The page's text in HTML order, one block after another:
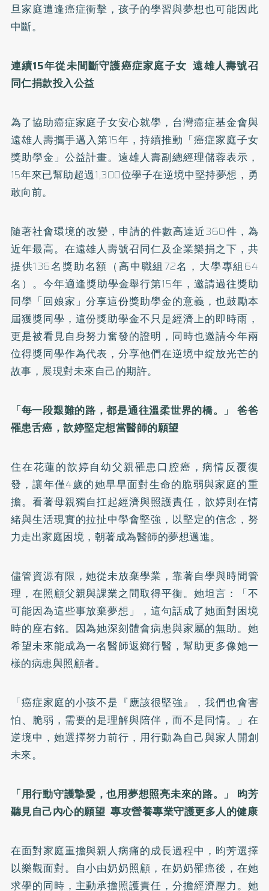
旦家庭遭逢癌症衝擊，孩子的學習與夢想也可能因此
中斷。
連續15年從未間斷守護癌症家庭子女 遠雄人壽號召
同仁捐款投入公益
為了協助癌症家庭子女安心就學，台灣癌症基金會與
遠雄人壽攜手邁入第15年，持續推動「癌症家庭子女
獎助學金」公益計畫。遠雄人壽副總經理儲蓉表示，
15年來已幫助超過1,300位學子在逆境中堅持夢想，勇
敢向前。
隨著社會環境的改變，申請的件數高達近360件，為
近年最高。在遠雄人壽號召同仁及企業樂捐之下，共
提供136名獎助名額（高中職組72名，大學專組64
名）。今年適逢獎助學金舉行第15年，邀請過往獎助
同學「回娘家」分享這份獎助學金的意義，也鼓勵本
屆獲獎同學，這份獎助學金不只是經濟上的即時雨，
更是被看見自身努力奮發的證明，同時也邀請今年兩
位得獎同學作為代表，分享他們在逆境中綻放光芒的
故事，展現對未來自己的期許。
「每一段艱難的路，都是通往溫柔世界的橋。」 爸爸
罹患舌癌，歆婷堅定想當醫師的願望
住在花蓮的歆婷自幼父親罹患口腔癌，病情反覆復
發，讓年僅4歲的她早早面對生命的脆弱與家庭的重
擔。看著母親獨自扛起經濟與照護責任，歆婷則在情
緒與生活現實的拉扯中學會堅強，以堅定的信念，努
力走出家庭困境，朝著成為醫師的夢想邁進。
儘管資源有限，她從未放棄學業，靠著自學與時間管
理，在照顧父親與課業之間取得平衡。她坦言：「不
可能因為這些事放棄夢想」，這句話成了她面對困境
時的座右銘。因為她深刻體會病患與家屬的無助。她
希望未來能成為一名醫師返鄉行醫，幫助更多像她一
樣的病患與照顧者。
「癌症家庭的小孩不是『應該很堅強』，我們也會害
怕、脆弱，需要的是理解與陪伴，而不是同情。」在
逆境中，她選擇努力前行，用行動為自己與家人開創
未來。
「用行動守護摯愛，也用夢想照亮未來的路。」 昀芳
聽見自己內心的願望 專攻營養專業守護更多人的健康
在面對家庭重擔與親人病痛的成長過程中，昀芳選擇
以樂觀面對。自小由奶奶照顧，在奶奶罹癌後，在她
求學的同時，主動承擔照護責任，分擔經濟壓力。她